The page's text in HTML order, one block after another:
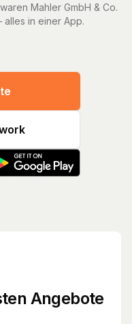
Mahler GmbH & Co.
alles in einer App.
Angebote